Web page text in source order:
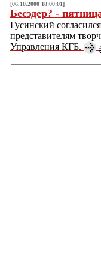
[06.10.2000 18:00:01]
Бесэдер? -
Гусинский
представителям
Управления КГБ.